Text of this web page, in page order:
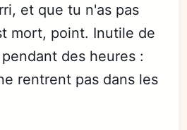
et que tu n'as pas
mort, point. Inutile de
des heures :
rentrent pas dans les